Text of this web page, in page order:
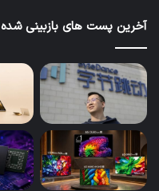
آخرین پست های بازبینی شده